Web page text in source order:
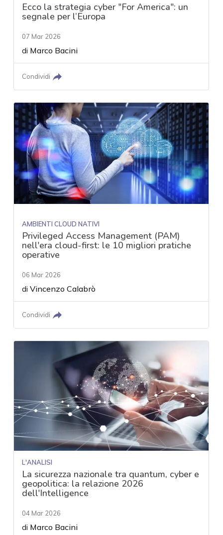
Ecco la strategia cyber "For America": un
segnale per l’Europa
07 Mar 2026
di Marco Bacini
Condividi
AMBIENTI CLOUD NATIVI
Privileged Access Management (PAM)
nell'era cloud-first: le 10 migliori pratiche
operative
06 Mar 2026
diVincenzo Calabrò
Condividi
L'ANALISI
La sicurezza nazionale tra quantum, cyber e
geopolitica: la relazione 2026
dell'Intelligence
04 Mar 2026
di Marco Bacini